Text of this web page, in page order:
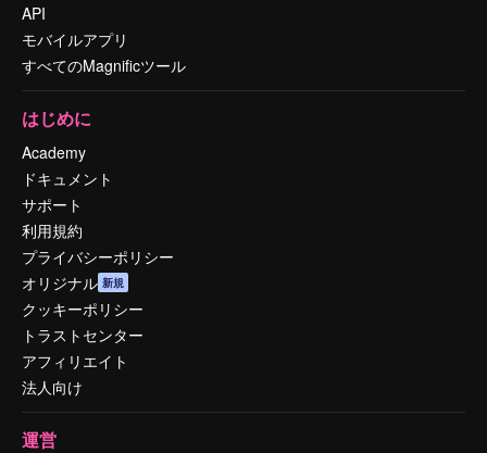
API
モバイルアプリ
すべてのMagnificツール
はじめに
Academy
ドキュメント
サポート
利用規約
プライバシーポリシー
オリジナル 新規
クッキーポリシー
トラストセンター
アフィリエイト
法人向け
運営